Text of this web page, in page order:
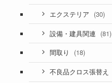
エクステリア (30)
設備・建具関連 (81)
間取り (18)
不良品クロス張替え